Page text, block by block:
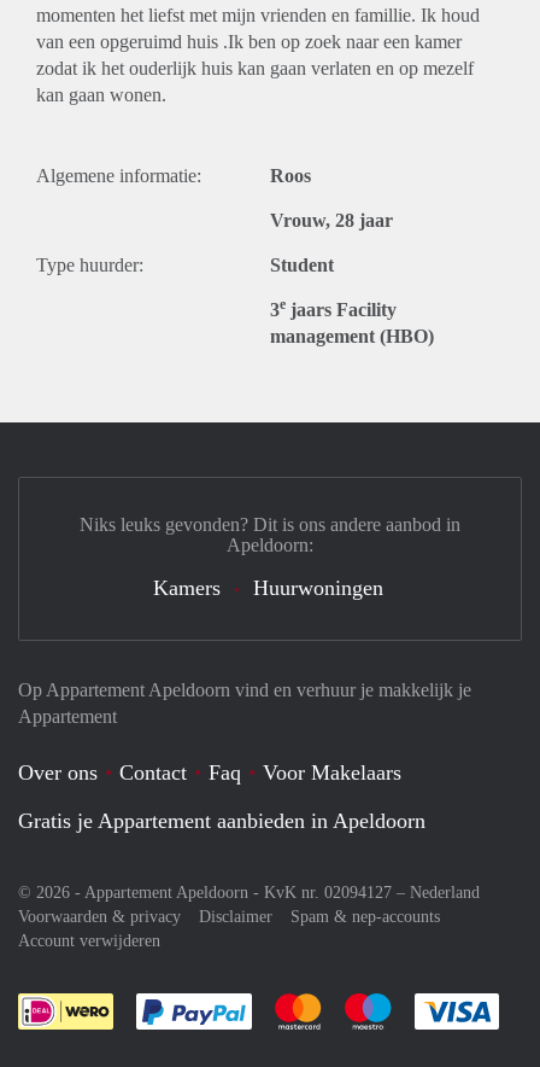
momenten het liefst met mijn vrienden en famillie. Ik houd
van een opgeruimd huis .Ik ben op zoek naar een kamer
zodat ik het ouderlijk huis kan gaan verlaten en op mezelf
kan gaan wonen.
Algemene informatie: Roos
Vrouw, 28 jaar
Type huurder: Student
3e jaars Facility
management (HBO)
Op Appartement Apeldoorn vind en verhuur je makkelijk je
Appartement
Over ons Contact Faq
Voor Makelaars
Gratis je Appartement aanbieden in Apeldoorn
© 2026 - Appartement Apeldoorn - KvK nr. 02094127 – Nederland
Voorwaarden & privacy
Disclaimer
Spam & nep-accounts
Account verwijderen
Je rekent gemakkelijk af met Paypal
Je rekent gemakkelijk af met
Je rekent
Niks leuks gevonden? Dit is ons andere aanbod in
Apeldoorn:
Kamers Huurwoningen